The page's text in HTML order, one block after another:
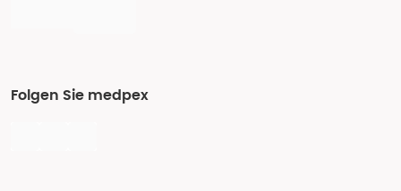
Folgen Sie medpex